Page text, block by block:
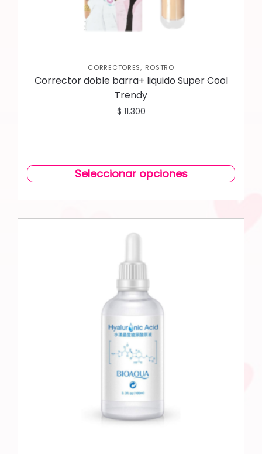
CORRECTORES, ROSTRO
Corrector doble barra+ liquido Super Cool
Trendy
$ 11.300
Seleccionar opciones